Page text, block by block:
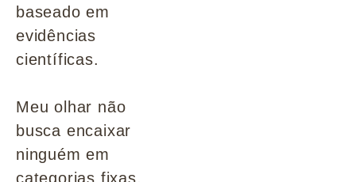
baseado em
evidências
científicas.
Meu olhar não
busca encaixar
ninguém em
categorias fixas,